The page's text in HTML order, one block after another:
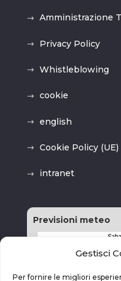
Gestisci
Per fornire le migliori
Amministrazione
Privacy Policy
Whistleblowing
cookie
english
Cookie Policy (UE)
intranet
Previsioni meteo